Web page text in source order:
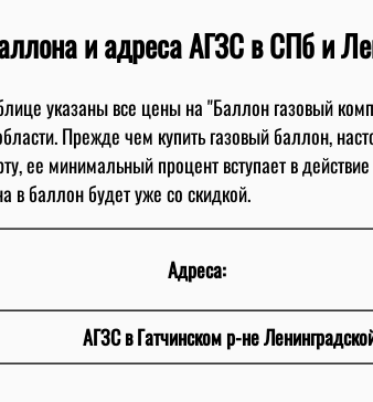
и адреса АГЗС в СПб и
указаны все цены на "Баллон газовый
Прежде чем купить газовый баллон,
ее минимальный процент вступает в
в баллон будет уже со скидкой.
Адреса:
АГЗС в Гатчинском р-не